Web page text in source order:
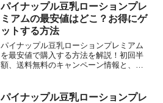
パイナップル豆乳ローションプレ
ミアムの最安値はどこ？お得にゲ
ットする方法
パイナップル豆乳ローションプレミアム
を最安値で購入する方法を解説！初回半
額、送料無料のキャンペーン情報と、継
パイナップル豆乳ローションプレ